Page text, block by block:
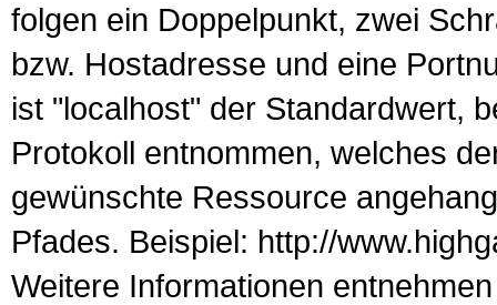
folgen ein Doppelpunkt, zwei
bzw. Hostadresse und eine
ist "localhost" der Standardwert,
Protokoll entnommen, welches
gewünschte Ressource
Pfades. Beispiel: http://
Weitere Informationen